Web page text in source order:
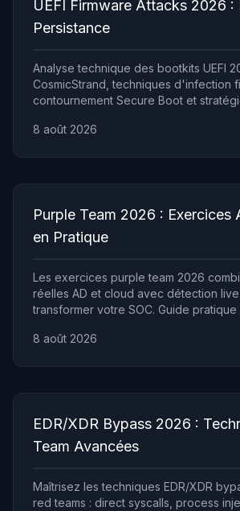
pas le jugement du pentester senior,
accélèrent massivement les phases
débusquent parfois des vulnérabilités
travaux sur GPT-4 en 2023,
PentestGPT a publié à USENIX
le premier benchmark standardisé
HexStrike AI ou CAI ont atteint la
supportés, performances sur XBOW
l'article 323-1 du Code pénal punit
autorisé de trois ans
d'amende. L'autorisation écrite
UEFI Firmware Attacks 2026
Persistance
Analyse technique des bootkits UEFI
CosmicStrand, techniques d'infection
contournement Secure Boot et
8 août 2026
Purple Team 2026 : Exercices
en Pratique
Les exercices purple team 2026
réelles AD et cloud avec détection
transformer votre SOC. Guide pratique
8 août 2026
EDR/XDR Bypass 2026 :
Team Avancées
Maîtrisez les techniques EDR/XDR
red teams : direct syscalls, process